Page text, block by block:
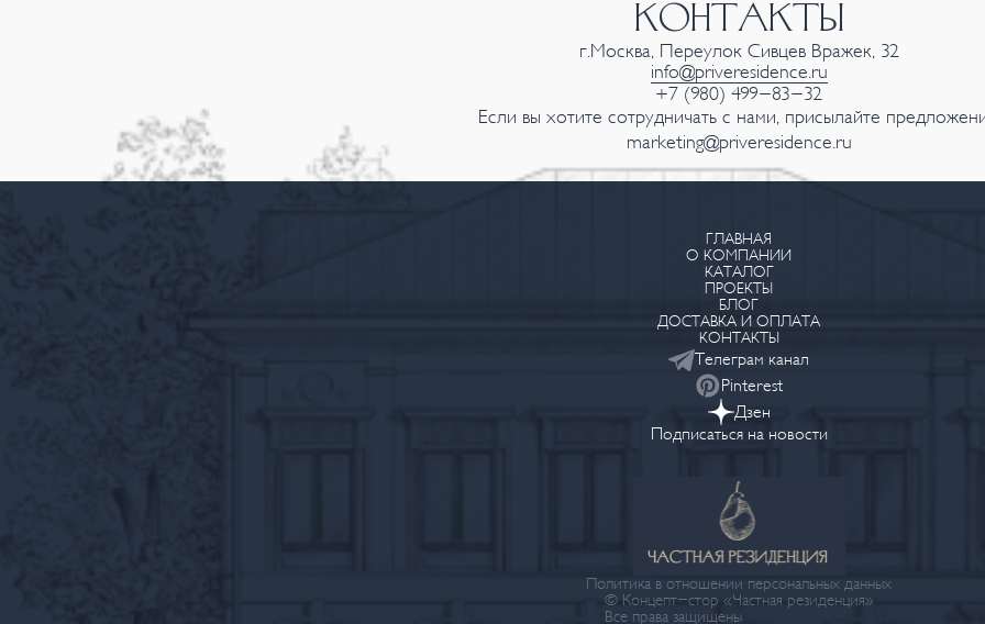
КОНТАКТЫ
г.Москва, Переулок Сивцев Вражек, 32
info@priveresidence.ru
+7 (980) 499-83-32
Если вы хотите сотрудничать с нами, присылайте
marketing@priveresidence.ru
ГЛАВНАЯ
О КОМПАНИИ
КАТАЛОГ
ПРОЕКТЫ
БЛОГ
ДОСТАВКА И ОПЛАТА
КОНТАКТЫ
Телеграм канал
Pinterest
Дзен
Подписаться на новости
Политика в отношении персональных данных
© Концепт-стор «Частная резиденция»
Все права защищены